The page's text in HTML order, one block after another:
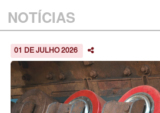
NOTÍCIAS
01 DE JULHO 2026